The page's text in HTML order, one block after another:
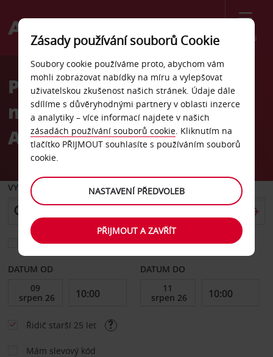
Menu
Welcome
AvisPronájem auta
mezinárodní letiště Las
Americas
VYZVEDNOUT Z
Vyberte si jiné místo vrácení
DATUM OD DATUM DO
Řidič starší 25 let
Mám slevový kód
Zásady používání souborů Cookie
Soubory cookie používáme proto, abychom vám
mohli zobrazovat nabídky na míru a vylepšovat
uživatelskou zkušenost našich stránek. Údaje dále
sdílíme s důvěryhodnými partnery v oblasti inzerce
a analytiky – více informací najdete v našich
zásadách používání souborů cookie. Kliknutím na
tlačítko PŘIJMOUT souhlasíte s používáním souborů
cookie.
NASTAVENÍ PŘEDVOLEB
PŘIJMOUT A ZAVŘÍT